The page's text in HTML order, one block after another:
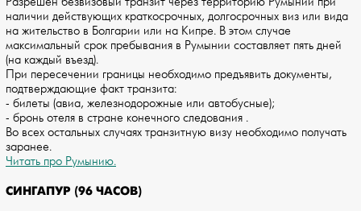
наличии действующих краткосрочных, долгосрочных виз или вида
на жительство в Болгарии или на Кипре. В этом случае
максимальный срок пребывания в Румынии составляет пять дней
(на каждый въезд).
При пересечении границы необходимо предъявить документы,
подтверждающие факт транзита:
- билеты (авиа, железнодорожные или автобусные);
- бронь отеля в стране конечного следования .
Во всех остальных случаях транзитную визу необходимо получать
заранее.
Читать про Румынию.
СИНГАПУР (96 ЧАСОВ)